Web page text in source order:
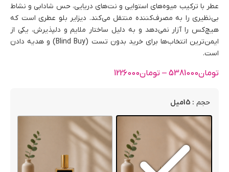
عطر با ترکیب میوه‌های استوایی و نت‌های دریایی، حس شادابی و نشاط
بی‌نظیری را به مصرف‌کننده منتقل می‌کند. دیزایر بلو عطری است که
هیچ‌کس را آزار نمی‌دهد و به دلیل ساختار ملایم و دلپذیرش، یکی از
ایمن‌ترین انتخاب‌ها برای خرید بدون تست (Blind Buy) و هدیه دادن
است.
تومان5381000
– تومان1226000
حجم : 15میل